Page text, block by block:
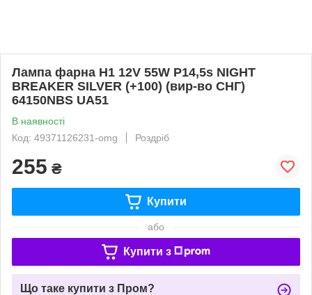
Лампа фарна H1 12V 55W P14,5s NIGHT
BREAKER SILVER (+100) (вир-во СНГ)
64150NBS UA51
В наявності
Код: 49371126231-omg
Роздріб
255 ₴
Купити
або
Купити з
Що таке купити з Пром?